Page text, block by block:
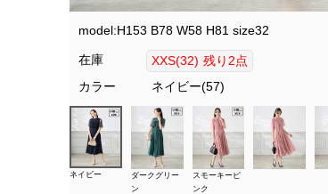
model:H153 B78 W58 H81 size32
在庫 XXS(32) 残り2点
カラー
ネイビー(57)
ネイビー
ダークグリー
ン
スモーキーピ
ンク